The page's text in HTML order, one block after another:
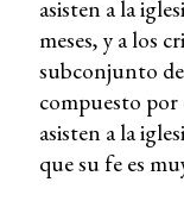
asisten a la
meses, y a los
subconjunto
compuesto
asisten a la
que su fe es